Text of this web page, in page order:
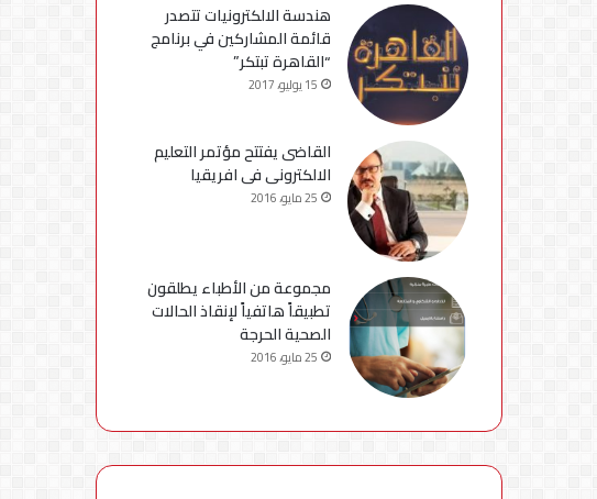
هندسة الالكترونيات تتصدر
قائمة المشاركين في برنامج
“القاهرة تبتكر”
15 يوليو، 2017
القاضى يفتتح مؤتمر التعليم
الالكترونى فى افريقيا
25 مايو، 2016
مجموعة من الأطباء يطلقون
تطبيقاً هاتفياً لإنقاذ الحالات
الصحية الحرجة
25 مايو، 2016